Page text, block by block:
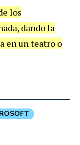
los
dando la
en un teatro o